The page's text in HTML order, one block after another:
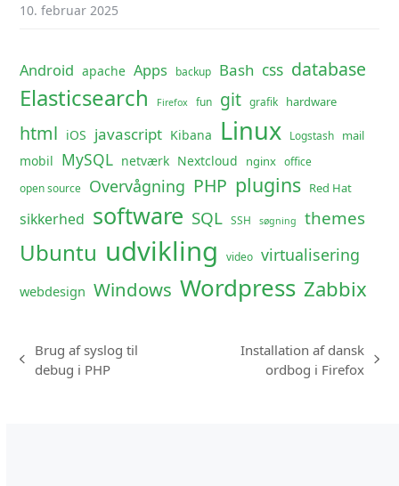
10. februar 2025
Android apache Apps backup Bash css database
Elasticsearch Firefox fun git grafik hardware
html iOS javascript Kibana Linux Logstash mail
mobil MySQL netværk Nextcloud nginx office
open source Overvågning PHP plugins Red Hat
sikkerhed software SQL SSH søgning themes
Ubuntu udvikling video virtualisering
webdesign Windows Wordpress Zabbix
previous
Brug af syslog til
debug i PHP
Installation af dansk
ordbog i Firefox